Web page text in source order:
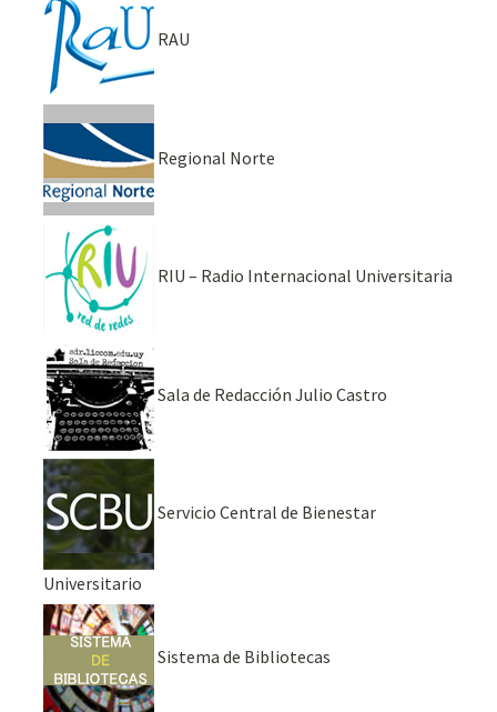
RAU
Regional Norte
RIU – Radio Internacional Universitaria
Sala de Redacción Julio Castro
Servicio Central de Bienestar
Universitario
Sistema de Bibliotecas